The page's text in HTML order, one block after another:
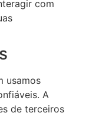
com
usamos
A
de terceiros